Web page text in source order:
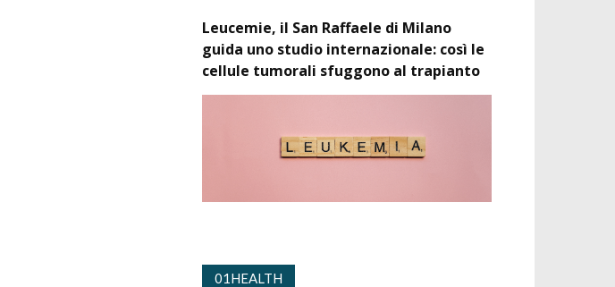
Leucemie, il San Raffaele di Milano
guida uno studio internazionale: così le
cellule tumorali sfuggono al trapianto
01HEALTH